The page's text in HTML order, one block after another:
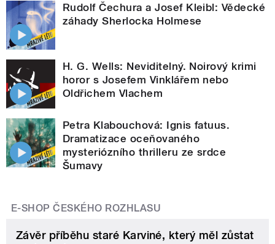
Rudolf Čechura a Josef Kleibl: Vědecké
záhady Sherlocka Holmese
H. G. Wells: Neviditelný. Noirový krimi
horor s Josefem Vinklářem nebo
Oldřichem Vlachem
Petra Klabouchová: Ignis fatuus.
Dramatizace oceňovaného
mysteriózního thrilleru ze srdce
Šumavy
E-SHOP ČESKÉHO ROZHLASU
Závěr příběhu staré Karviné, který měl zůstat